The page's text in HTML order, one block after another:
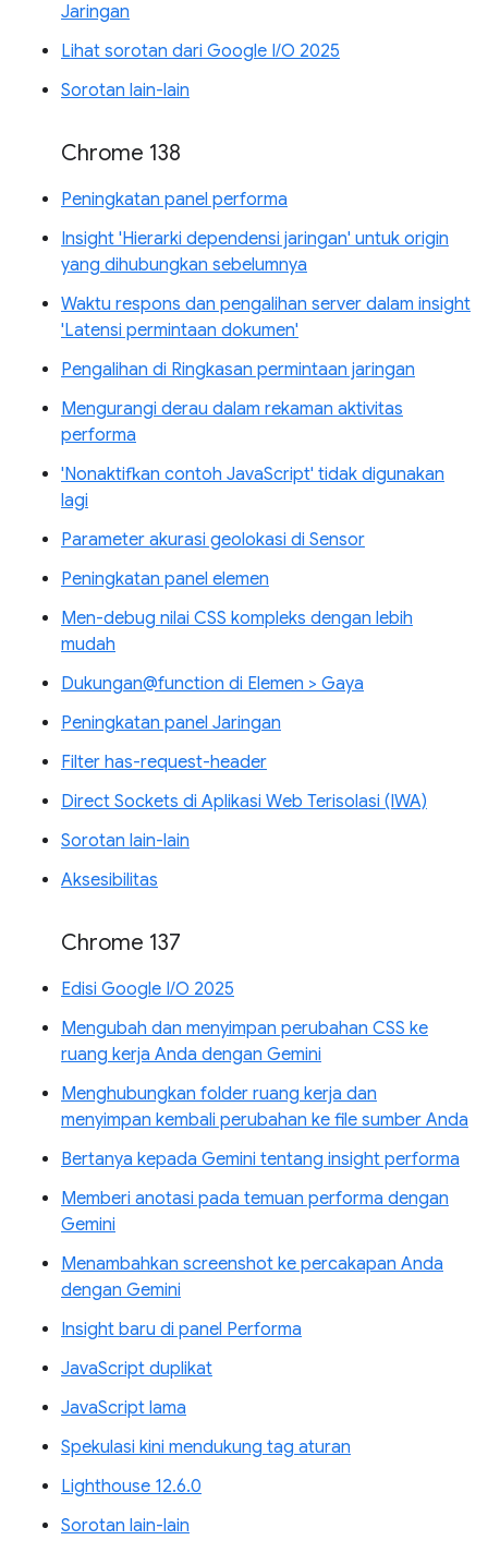
Jaringan
Lihat sorotan dari Google I/O 2025
Sorotan lain-lain
Chrome 138
Peningkatan panel performa
Insight 'Hierarki dependensi jaringan' untuk origin
yang dihubungkan sebelumnya
Waktu respons dan pengalihan server dalam insight
'Latensi permintaan dokumen'
Pengalihan di Ringkasan permintaan jaringan
Mengurangi derau dalam rekaman aktivitas
performa
'Nonaktifkan contoh JavaScript' tidak digunakan
lagi
Parameter akurasi geolokasi di Sensor
Peningkatan panel elemen
Men-debug nilai CSS kompleks dengan lebih
mudah
Dukungan@function di Elemen > Gaya
Peningkatan panel Jaringan
Filter has-request-header
Direct Sockets di Aplikasi Web Terisolasi (IWA)
Sorotan lain-lain
Aksesibilitas
Chrome 137
Edisi Google I/O 2025
Mengubah dan menyimpan perubahan CSS ke
ruang kerja Anda dengan Gemini
Menghubungkan folder ruang kerja dan
menyimpan kembali perubahan ke file sumber Anda
Bertanya kepada Gemini tentang insight performa
Memberi anotasi pada temuan performa dengan
Gemini
Menambahkan screenshot ke percakapan Anda
dengan Gemini
Insight baru di panel Performa
JavaScript duplikat
JavaScript lama
Spekulasi kini mendukung tag aturan
Lighthouse 12.6.0
Sorotan lain-lain